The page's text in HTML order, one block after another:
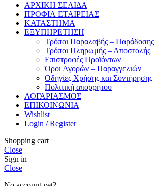
ΑΡΧΙΚΗ ΣΕΛΙΔΑ
ΠΡΟΦΙΛ ΕΤΑΙΡΕΙΑΣ
ΚΑΤΑΣΤΗΜΑ
ΕΞΥΠΗΡΕΤΗΣΗ
Τρόποι Παραλαβής – Παράδοσης
Τρόποι Πληρωμής – Αποστολής
Επιστροφές Προϊόντων
Όροι Αγορών – Παραγγελιών
Οδηγίες Χρήσης και Συντήρησης
Πολιτική απορρήτου
ΛΟΓΑΡΙΑΣΜΟΣ
ΕΠΙΚΟΙΝΩΝΙΑ
Wishlist
Login / Register
Shopping cart
Close
Sign in
Close